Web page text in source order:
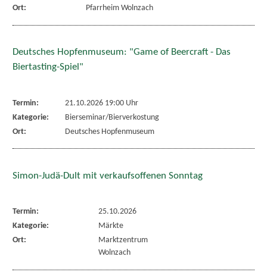
Ort:
Pfarrheim Wolnzach
Deutsches Hopfenmuseum: "Game of Beercraft - Das
Biertasting-Spiel"
Termin:
21.10.2026 19:00 Uhr
Kategorie:
Bierseminar/Bierverkostung
Ort:
Deutsches Hopfenmuseum
Simon-Judä-Dult mit verkaufsoffenen Sonntag
Termin:
25.10.2026
Kategorie:
Märkte
Ort:
Marktzentrum
Wolnzach